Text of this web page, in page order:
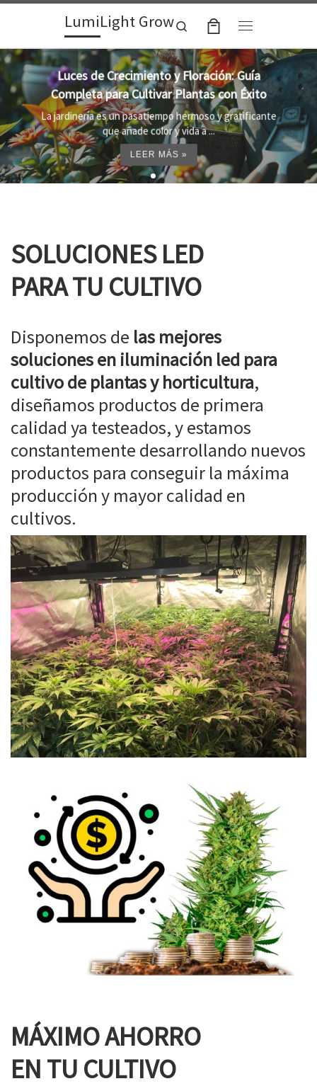
Skip to contentLumiLight Grow
Search
Lámparas para indoor: la clave para un
crecimiento óptimo de tus plantas
Al cultivar plantas en el interior, es importante
proporcionar el entorno adecuado ...
LEER MÁS »
SOLUCIONES LED
PARA TU CULTIVO
Disponemos de las mejores
soluciones en iluminación led para
cultivo de plantas y horticultura,
diseñamos productos de primera
calidad ya testeados, y estamos
constantemente desarrollando nuevos
productos para conseguir la máxima
producción y mayor calidad en
cultivos.
MÁXIMO AHORRO
EN TU CULTIVO